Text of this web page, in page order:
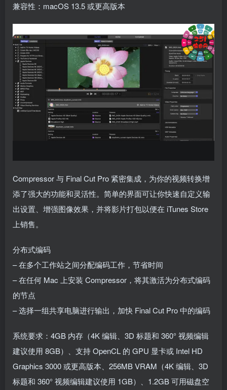
兼容性：macOS 13.5 或更高版本
Compressor 与 Final Cut Pro 紧密集成，为你的视频转换增
添了强大的功能和灵活性。简单的界面可让你快速自定义输
出设置、增强图像效果，并将影片打包以便在 iTunes Store
上销售。
分布式编码
– 在多个工作站之间分配编码工作，节省时间
– 在任何 Mac 上安装 Compressor，将其激活为分布式编码
的节点
– 选择一组共享电脑进行输出，加快 Final Cut Pro 中的编码
系统要求：4GB 内存（4K 编辑、3D 标题和 360° 视频编辑
建议使用 8GB）、支持 OpenCL 的 GPU 显卡或 Intel HD
Graphics 3000 或更高版本、256MB VRAM（4K 编辑、3D
标题和 360° 视频编辑建议使用 1GB）、1.2GB 可用磁盘空